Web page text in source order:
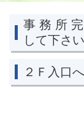
事 務 所
して下さい
２Ｆ入口